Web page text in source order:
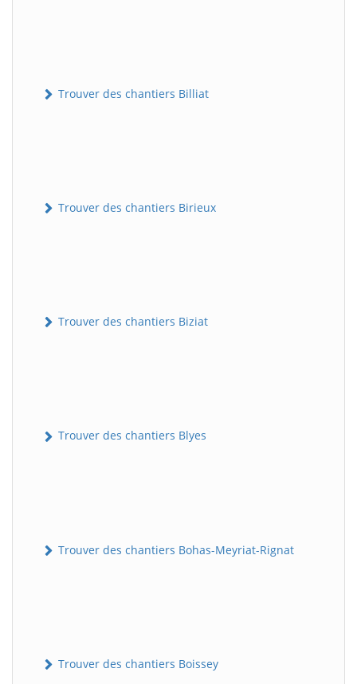
Trouver des chantiers Billiat
Trouver des chantiers Birieux
Trouver des chantiers Biziat
Trouver des chantiers Blyes
Trouver des chantiers Bohas-Meyriat-Rignat
Trouver des chantiers Boissey